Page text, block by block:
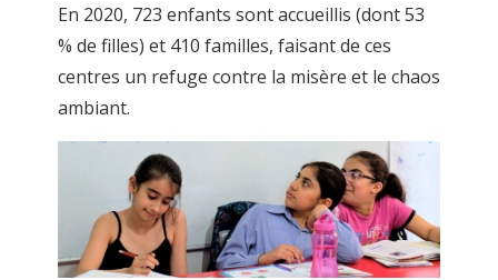
En 2020, 723 enfants sont accueillis (dont 53
% de filles) et 410 familles, faisant de ces
centres un refuge contre la misère et le chaos
ambiant.